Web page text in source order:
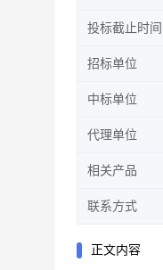
投标截止时间
招标单位
中标单位
代理单位
相关产品
联系方式
正文内容